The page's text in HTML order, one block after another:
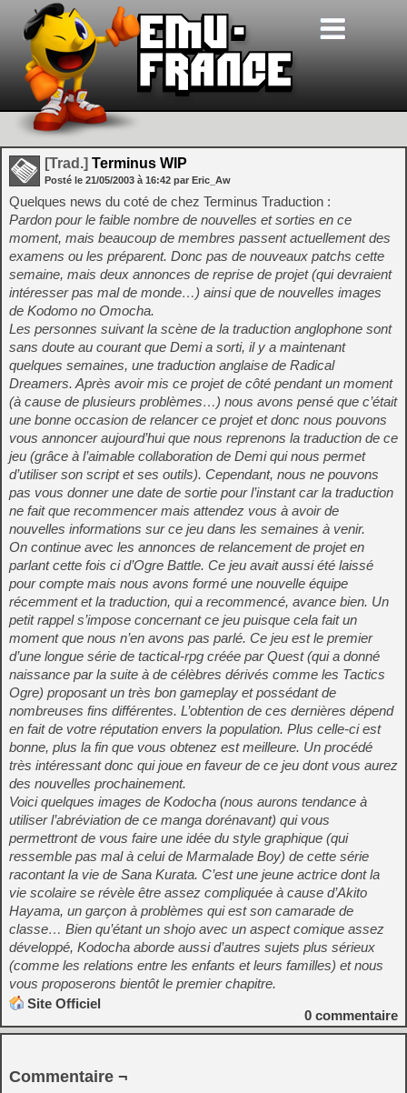
[Trad.] Terminus WIP
Posté le 21/05/2003 à 16:42 par Eric_Aw
Quelques news du coté de chez Terminus Traduction :
Pardon pour le faible nombre de nouvelles et sorties en ce
moment, mais beaucoup de membres passent actuellement des
examens ou les préparent. Donc pas de nouveaux patchs cette
semaine, mais deux annonces de reprise de projet (qui devraient
intéresser pas mal de monde…) ainsi que de nouvelles images
de Kodomo no Omocha.
Les personnes suivant la scène de la traduction anglophone sont
sans doute au courant que Demi a sorti, il y a maintenant
quelques semaines, une traduction anglaise de Radical
Dreamers. Après avoir mis ce projet de côté pendant un moment
(à cause de plusieurs problèmes…) nous avons pensé que c’était
une bonne occasion de relancer ce projet et donc nous pouvons
vous annoncer aujourd’hui que nous reprenons la traduction de ce
jeu (grâce à l’aimable collaboration de Demi qui nous permet
d’utiliser son script et ses outils). Cependant, nous ne pouvons
pas vous donner une date de sortie pour l’instant car la traduction
ne fait que recommencer mais attendez vous à avoir de
nouvelles informations sur ce jeu dans les semaines à venir.
On continue avec les annonces de relancement de projet en
parlant cette fois ci d’Ogre Battle. Ce jeu avait aussi été laissé
pour compte mais nous avons formé une nouvelle équipe
récemment et la traduction, qui a recommencé, avance bien. Un
petit rappel s’impose concernant ce jeu puisque cela fait un
moment que nous n’en avons pas parlé. Ce jeu est le premier
d’une longue série de tactical-rpg créée par Quest (qui a donné
naissance par la suite à de célèbres dérivés comme les Tactics
Ogre) proposant un très bon gameplay et possédant de
nombreuses fins différentes. L’obtention de ces dernières dépend
en fait de votre réputation envers la population. Plus celle-ci est
bonne, plus la fin que vous obtenez est meilleure. Un procédé
très intéressant donc qui joue en faveur de ce jeu dont vous aurez
des nouvelles prochainement.
Voici quelques images de Kodocha (nous aurons tendance à
utiliser l’abréviation de ce manga dorénavant) qui vous
permettront de vous faire une idée du style graphique (qui
ressemble pas mal à celui de Marmalade Boy) de cette série
racontant la vie de Sana Kurata. C’est une jeune actrice dont la
vie scolaire se révèle être assez compliquée à cause d’Akito
Hayama, un garçon à problèmes qui est son camarade de
classe… Bien qu’étant un shojo avec un aspect comique assez
développé, Kodocha aborde aussi d’autres sujets plus sérieux
(comme les relations entre les enfants et leurs familles) et nous
vous proposerons bientôt le premier chapitre.
Site Officiel
0 commentaire
Commentaire ¬